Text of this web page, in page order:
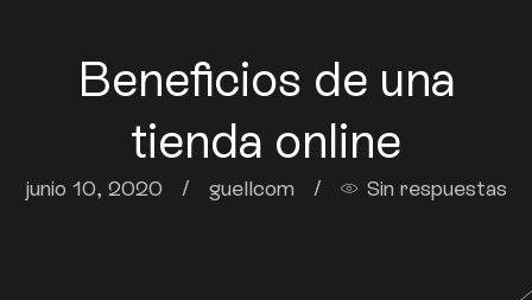
Beneficios de una
tienda online
junio 10, 2020 / guellcom / Sin respuestas